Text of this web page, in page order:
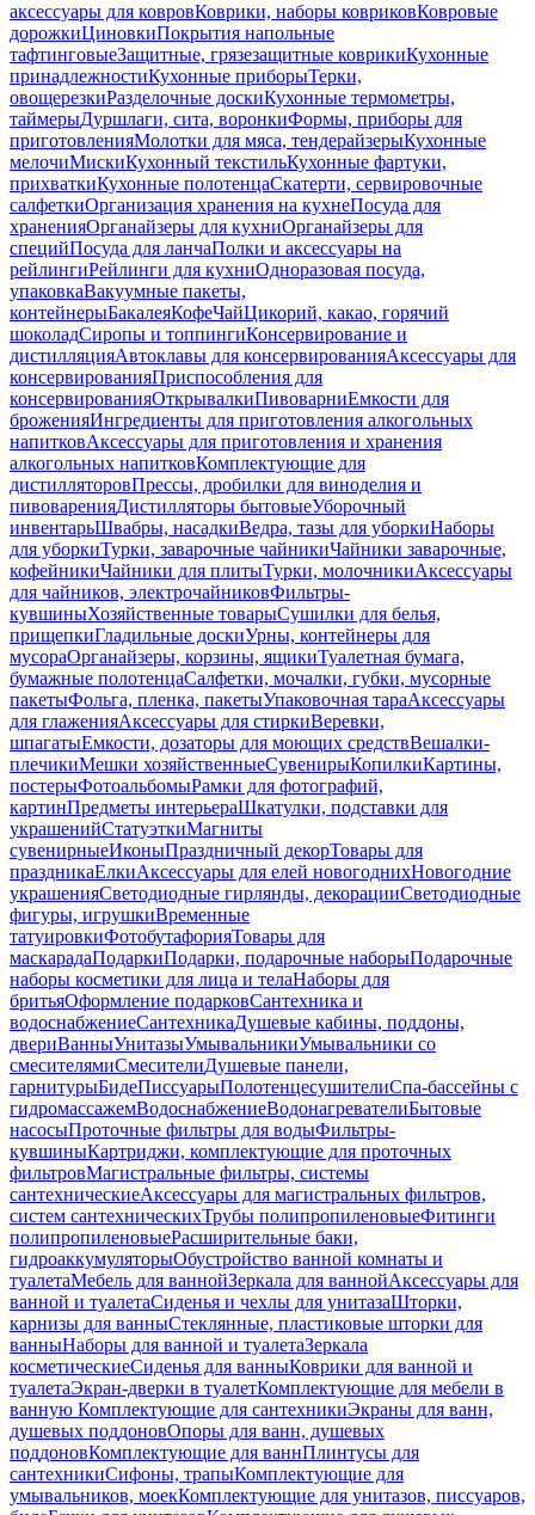
аксессуары для ковровКоврики, наборы ковриковКовровые
дорожкиЦиновкиПокрытия напольные
тафтинговыеЗащитные, грязезащитные коврикиКухонные
принадлежностиКухонные приборыТерки,
овощерезкиРазделочные доскиКухонные термометры,
таймерыДуршлаги, сита, воронкиФормы, приборы для
приготовленияМолотки для мяса, тендерайзерыКухонные
мелочиМискиКухонный текстильКухонные фартуки,
прихваткиКухонные полотенцаСкатерти, сервировочные
салфеткиОрганизация хранения на кухнеПосуда для
храненияОрганайзеры для кухниОрганайзеры для
специйПосуда для ланчаПолки и аксессуары на
рейлингиРейлинги для кухниОдноразовая посуда,
упаковкаВакуумные пакеты,
контейнерыБакалеяКофеЧайЦикорий, какао, горячий
шоколадСиропы и топпингиКонсервирование и
дистилляцияАвтоклавы для консервированияАксессуары для
консервированияПриспособления для
консервированияОткрывалкиПивоварниЕмкости для
броженияИнгредиенты для приготовления алкогольных
напитковАксессуары для приготовления и хранения
алкогольных напитковКомплектующие для
дистилляторовПрессы, дробилки для виноделия и
пивоваренияДистилляторы бытовыеУборочный
инвентарьШвабры, насадкиВедра, тазы для уборкиНаборы
для уборкиТурки, заварочные чайникиЧайники заварочные,
кофейникиЧайники для плитыТурки, молочникиАксессуары
для чайников, электрочайниковФильтры-
кувшиныХозяйственные товарыСушилки для белья,
прищепкиГладильные доскиУрны, контейнеры для
мусораОрганайзеры, корзины, ящикиТуалетная бумага,
бумажные полотенцаСалфетки, мочалки, губки, мусорные
пакетыФольга, пленка, пакетыУпаковочная тараАксессуары
для глаженияАксессуары для стиркиВеревки,
шпагатыЕмкости, дозаторы для моющих средствВешалки-
плечикиМешки хозяйственныеСувенирыКопилкиКартины,
постерыФотоальбомыРамки для фотографий,
картинПредметы интерьераШкатулки, подставки для
украшенийСтатуэткиМагниты
сувенирныеИконыПраздничный декорТовары для
праздникаЕлкиАксессуары для елей новогоднихНовогодние
украшенияСветодиодные гирлянды, декорацииСветодиодные
фигуры, игрушкиВременные
татуировкиФотобутафорияТовары для
маскарадаПодаркиПодарки, подарочные наборыПодарочные
наборы косметики для лица и телаНаборы для
бритьяОформление подарковСантехника и
водоснабжениеСантехникаДушевые кабины, поддоны,
двериВанныУнитазыУмывальникиУмывальники со
смесителямиСмесителиДушевые панели,
гарнитурыБидеПиссуарыПолотенцесушителиСпа-бассейны с
гидромассажемВодоснабжениеВодонагревателиБытовые
насосыПроточные фильтры для водыФильтры-
кувшиныКартриджи, комплектующие для проточных
фильтровМагистральные фильтры, системы
сантехническиеАксессуары для магистральных фильтров,
систем сантехническихТрубы полипропиленовыеФитинги
полипропиленовыеРасширительные баки,
гидроаккумуляторыОбустройство ванной комнаты и
туалетаМебель для ваннойЗеркала для ваннойАксессуары для
ванной и туалетаСиденья и чехлы для унитазаШторки,
карнизы для ванныСтеклянные, пластиковые шторки для
ванныНаборы для ванной и туалетаЗеркала
косметическиеСиденья для ванныКоврики для ванной и
туалетаЭкран-дверки в туалетКомплектующие для мебели в
ванную Комплектующие для сантехникиЭкраны для ванн,
душевых поддоновОпоры для ванн, душевых
поддоновКомплектующие для ваннПлинтусы для
сантехникиСифоны, трапыКомплектующие для
умывальников, моекКомплектующие для унитазов, писсуаров,